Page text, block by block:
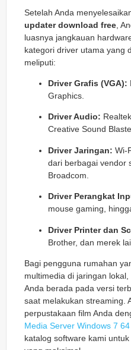
Setelah Anda
updater download free ,
luasnya jangkauan
kategori driver utama yang
meliputi:
Driver Grafis (VGA):
Graphics.
Driver Audio:
Creative Sound
Driver Jaringan: Wi-
dari berbagai vendor
Broadcom.
Driver Perangkat
mouse gaming,
Driver Printer dan
Brother, dan merek
Bagi pengguna rumahan
multimedia di jaringan
Anda berada pada versi
saat melakukan streaming.
perpustakaan film Anda
Media Server Windows 7
katalog software kami